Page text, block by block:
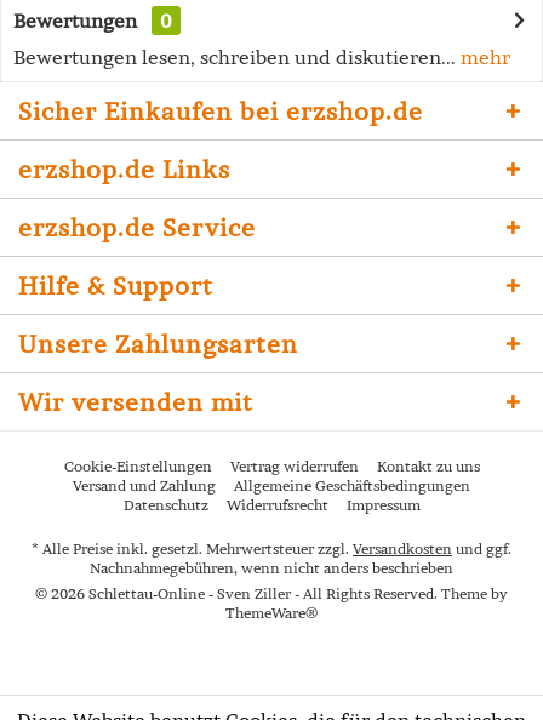
Bewertungen
0
Bewertungen lesen, schreiben und diskutieren... mehr
Sicher Einkaufen bei erzshop.de
erzshop.de Links
erzshop.de Service
Hilfe & Support
Unsere Zahlungsarten
Wir versenden mit
Cookie-Einstellungen Vertrag widerrufen
Kontakt zu uns
Versand und Zahlung
Allgemeine Geschäftsbedingungen
Datenschutz
Widerrufsrecht Impressum
* Alle Preise inkl. gesetzl. Mehrwertsteuer zzgl. Versandkosten und ggf.
Nachnahmegebühren, wenn nicht anders beschrieben
© 2026 Schlettau-Online - Sven Ziller - All Rights Reserved. Theme by
ThemeWare®